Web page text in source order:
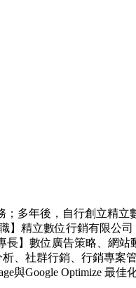
多年後，自行創立精
精立數位行銷有限公
】數位廣告策略、網站
、社群行銷、行銷專
與Google Optimize 最